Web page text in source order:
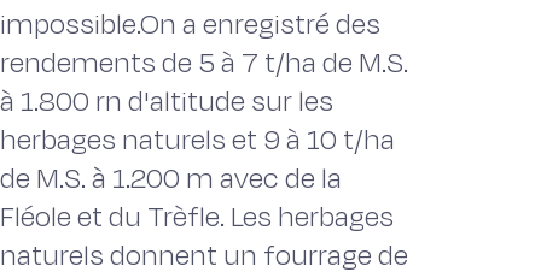
impossible.On a enregistré des
rendements de 5 à 7 t/ha de M.S.
à 1.800 rn d'altitude sur les
herbages naturels et 9 à 10 t/ha
de M.S. à 1.200 m avec de la
Fléole et du Trèfle. Les herbages
naturels donnent un fourrage de